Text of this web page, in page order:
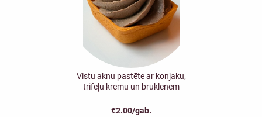
Vistu aknu pastēte ar konjaku,
trifeļu krēmu un brūklenēm
€2.00/gab.